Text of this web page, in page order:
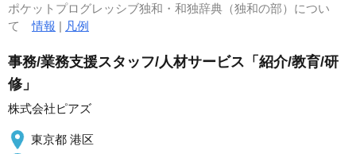
ポケットプログレッシブ独和・和独辞典（独和の部）につい
て情報 | 凡例
事務/業務支援スタッフ/人材サービス「紹介/教育/研
修」
株式会社ピアズ
東京都 港区